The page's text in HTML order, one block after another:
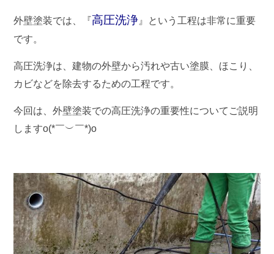
外壁塗装では、『高圧洗浄 』という工程は非常に重要
です。
高圧洗浄は、建物の外壁から汚れや古い塗膜、ほこり、
カビなどを除去するための工程です。
今回は、外壁塗装での高圧洗浄の重要性についてご説明
しますo(*￣︶￣*)o